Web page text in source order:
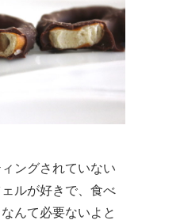
ングされていない
ルが好きで、食べ
んて必要ないよと